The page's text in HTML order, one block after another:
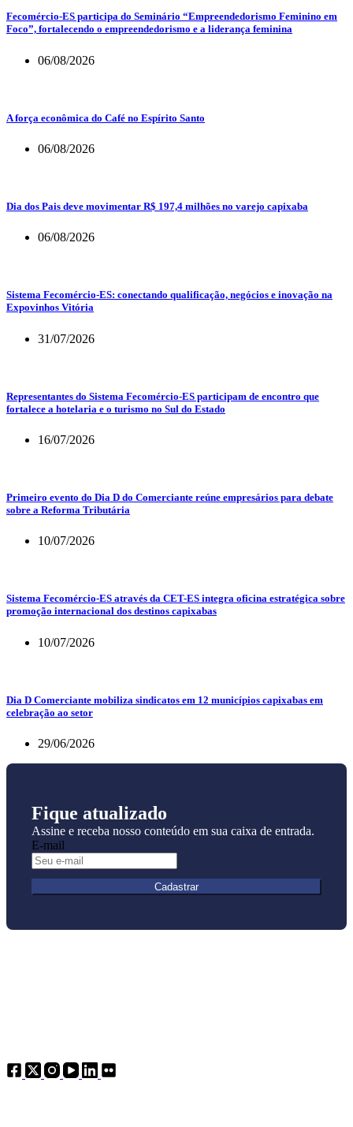
Fecomércio-ES participa do Seminário “Empreendedorismo Feminino em
Foco”, fortalecendo o empreendedorismo e a liderança feminina
06/08/2026
A força econômica do Café no Espírito Santo
06/08/2026
Dia dos Pais deve movimentar R$ 197,4 milhões no varejo capixaba
06/08/2026
Sistema Fecomércio-ES: conectando qualificação, negócios e inovação na
Expovinhos Vitória
31/07/2026
Representantes do Sistema Fecomércio-ES participam de encontro que
fortalece a hotelaria e o turismo no Sul do Estado
16/07/2026
Primeiro evento do Dia D do Comerciante reúne empresários para debate
sobre a Reforma Tributária
10/07/2026
Sistema Fecomércio-ES através da CET-ES integra oficina estratégica sobre
promoção internacional dos destinos capixabas
10/07/2026
Dia D Comerciante mobiliza sindicatos em 12 municípios capixabas em
celebração ao setor
29/06/2026
Fique atualizado
Assine e receba nosso conteúdo em sua caixa de entrada.
E-mail
Cadastrar